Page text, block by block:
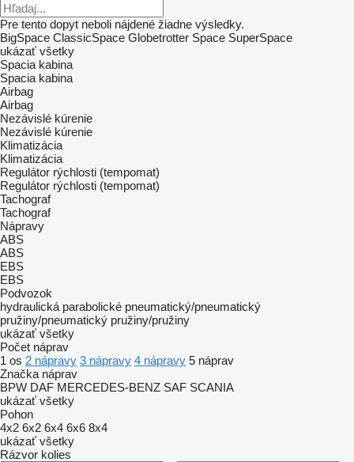
Pre tento dopyt neboli nájdené žiadne výsledky.
BigSpace ClassicSpace Globetrotter Space SuperSpace
ukázať všetky
Spacia kabina
Spacia kabina
Airbag
Airbag
Nezávislé kúrenie
Nezávislé kúrenie
Klimatizácia
Klimatizácia
Regulátor rýchlosti (tempomat)
Regulátor rýchlosti (tempomat)
Tachograf
Tachograf
Nápravy
ABS
ABS
EBS
EBS
Podvozok
hydraulická parabolické pneumatický/pneumatický
pružiny/pneumatický pružiny/pružiny
ukázať všetky
Počet náprav
1 os 2 nápravy 3 nápravy 4 nápravy 5 náprav
Značka náprav
BPW DAF MERCEDES-BENZ SAF SCANIA
ukázať všetky
Pohon
4x2 6x2 6x4 6x6 8x4
ukázať všetky
Rázvor kolies